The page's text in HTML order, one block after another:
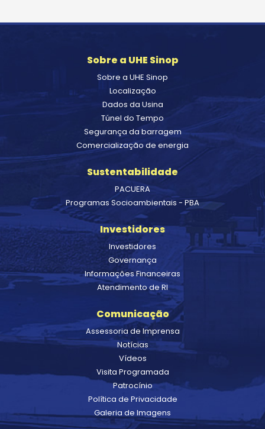
Sobre a UHE Sinop
Sobre a UHE Sinop
Localização
Dados da Usina
Túnel do Tempo
Segurança da barragem
Comercialização de energia
Sustentabilidade
PACUERA
Programas Socioambientais - PBA
Investidores
Investidores
Governança
Informações Financeiras
Atendimento de RI
Comunicação
Assessoria de Imprensa
Notícias
Vídeos
Visita Programada
Patrocínio
Política de Privacidade
Galeria de Imagens